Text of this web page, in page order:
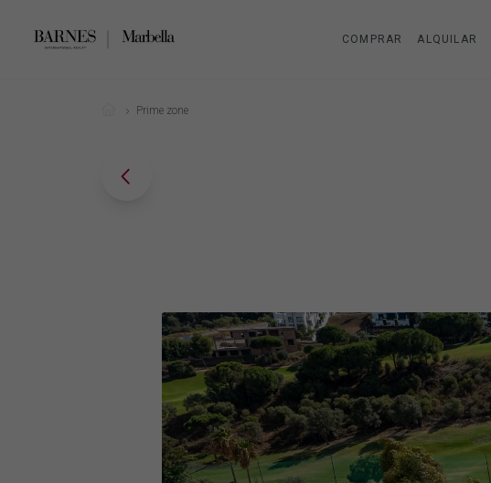
COMPRAR ALQUILAR
Prime zone